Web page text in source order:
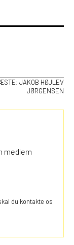
JAKOB HØJLEV
JØRGENSEN
medlem
du kontakte os